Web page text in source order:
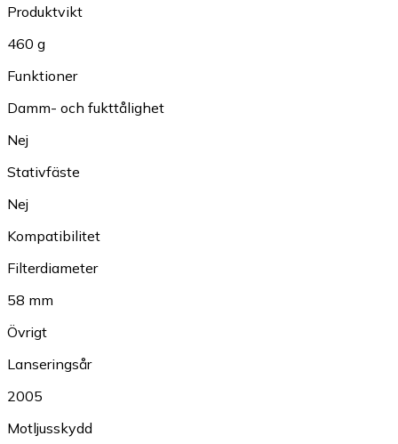
Produktvikt
460 g
Funktioner
Damm- och fukttålighet
Nej
Stativfäste
Nej
Kompatibilitet
Filterdiameter
58 mm
Övrigt
Lanseringsår
2005
Motljusskydd